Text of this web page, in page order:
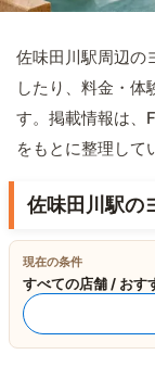
佐味田川駅周辺の
したり、料金・体
す。掲載情報は、
をもとに整理して
佐味田川駅の
現在の条件
すべての店舗 / おす